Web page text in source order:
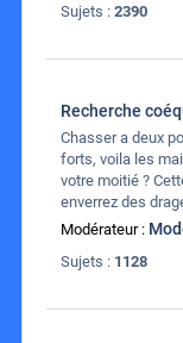
Sujets : 2390
Recherche
Chasser a deux
forts, voila les
votre moitié ?
enverrez des
Modérateur :
Sujets : 1128